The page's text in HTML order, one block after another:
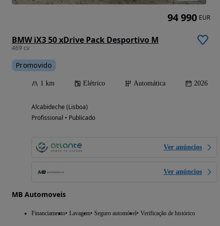
BMW iX3 50 xDrive Pack Desportivo M
469 cv
Promovido
1 km Elétrico Automática 2026
Alcabideche (Lisboa)
Profissional • Publicado
Ver anúncios
Ver anúncios
MB Automoveis
Financiamento Lavagem Seguro automóvel Verificação de histórico
94 990 EUR